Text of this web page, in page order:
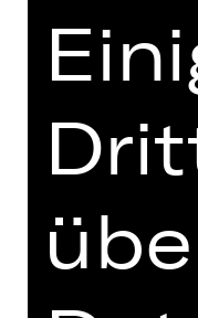
Uraufführung:
Les Ballets
Forum
Choreografie:
Einstudierung:
Oliveira
Kostüme:
Lichtdesign:
Technische
Rebours